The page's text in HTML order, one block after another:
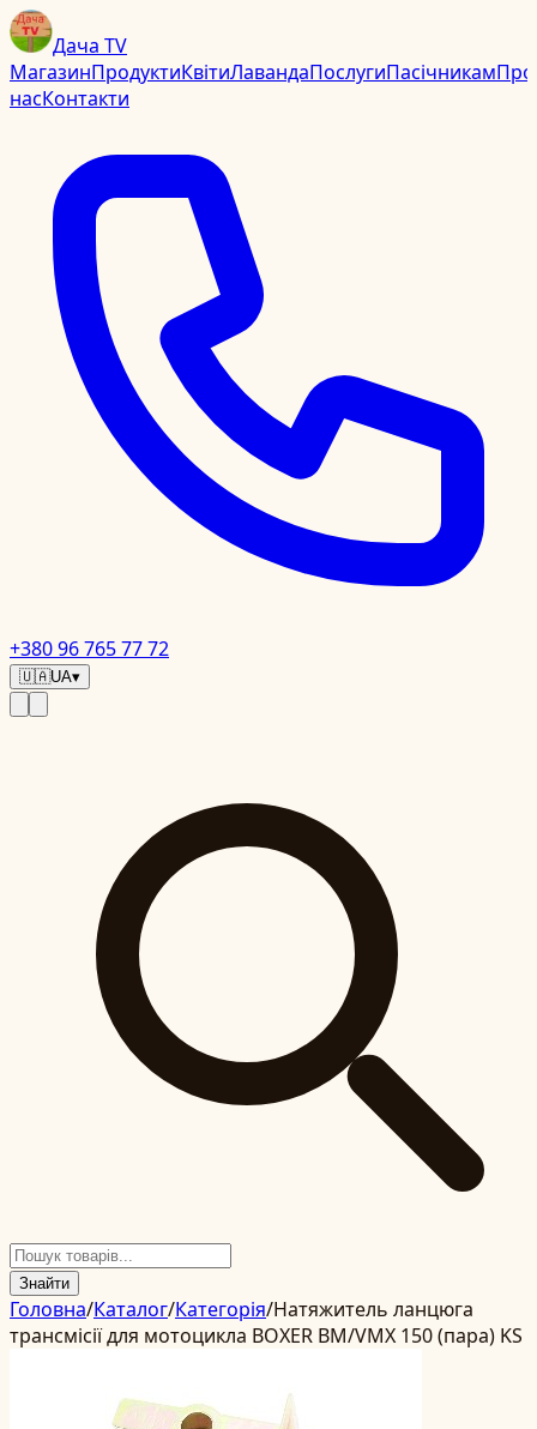
Дача TV
МагазинПродуктиКвітиЛавандаПослугиПасічникамПро
насКонтакти
+380 96 765 77 72
🇺🇦UA▾
Знайти
Головна/Каталог/Категорія/Натяжитель ланцюга
трансмісії для мотоцикла BOXER BM/VMX 150 (пара) KS